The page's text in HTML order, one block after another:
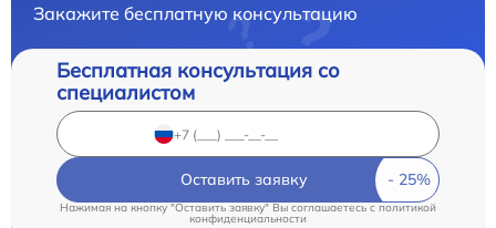
Закажите бесплатную консультацию
Бесплатная консультация со
специалистом
Оставить заявку
Нажимая на кнопку "Оставить заявку" Вы соглашаетесь c политикой
конфиденциальности